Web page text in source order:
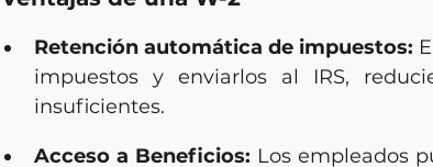
Retención automática de impuestos:
impuestos y enviarlos al IRS,
insuficientes.
Acceso a Beneficios: Los empleados